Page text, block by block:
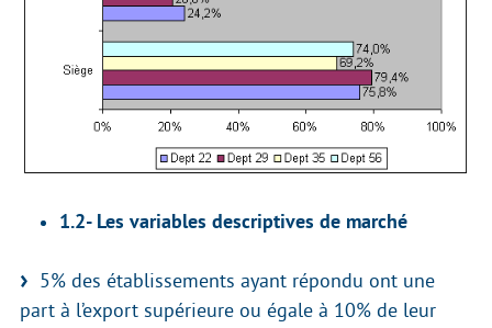
1.2- Les variables descriptives de marché
5% des établissements ayant répondu ont une
part à l’export supérieure ou égale à 10% de leur